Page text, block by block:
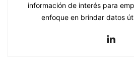
información de interés para
enfoque en brindar datos